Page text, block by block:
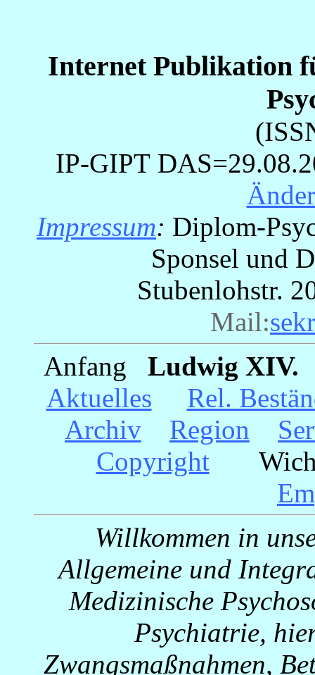
Internet Publikation
IP-GIPT
Impressum: Diplom-
Sponsel und
Stubenlohstr.
Mail:
Anfang
Ludwig XIV.
Aktuelles
Rel.
Archiv
Region
Copyright
Willkommen in
Allgemeine und
Medizinische
Psychiatrie,
Zwangsmaßnahmen,